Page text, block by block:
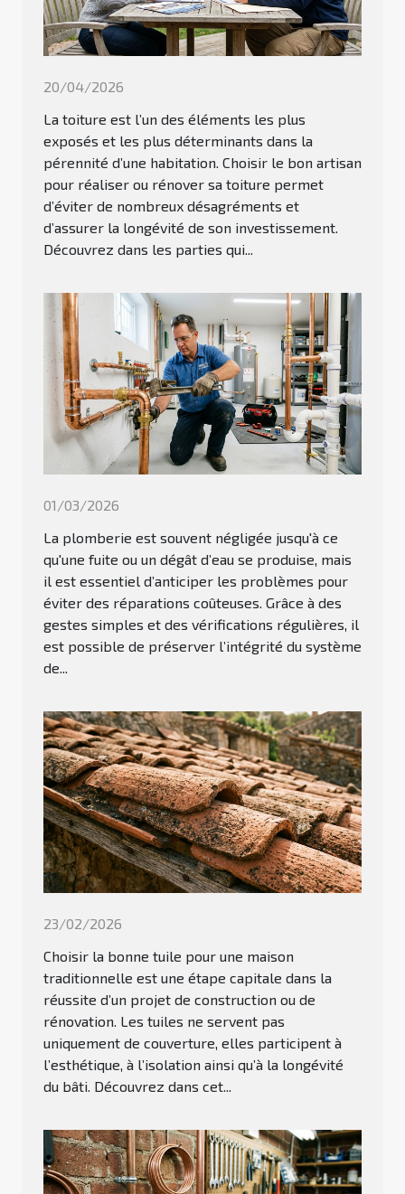
20/04/2026
La toiture est l’un des éléments les plus
exposés et les plus déterminants dans la
pérennité d’une habitation. Choisir le bon artisan
pour réaliser ou rénover sa toiture permet
d’éviter de nombreux désagréments et
d’assurer la longévité de son investissement.
Découvrez dans les parties qui...
01/03/2026
La plomberie est souvent négligée jusqu'à ce
qu'une fuite ou un dégât d’eau se produise, mais
il est essentiel d’anticiper les problèmes pour
éviter des réparations coûteuses. Grâce à des
gestes simples et des vérifications régulières, il
est possible de préserver l’intégrité du système
de...
23/02/2026
Choisir la bonne tuile pour une maison
traditionnelle est une étape capitale dans la
réussite d’un projet de construction ou de
rénovation. Les tuiles ne servent pas
uniquement de couverture, elles participent à
l’esthétique, à l’isolation ainsi qu’à la longévité
du bâti. Découvrez dans cet...